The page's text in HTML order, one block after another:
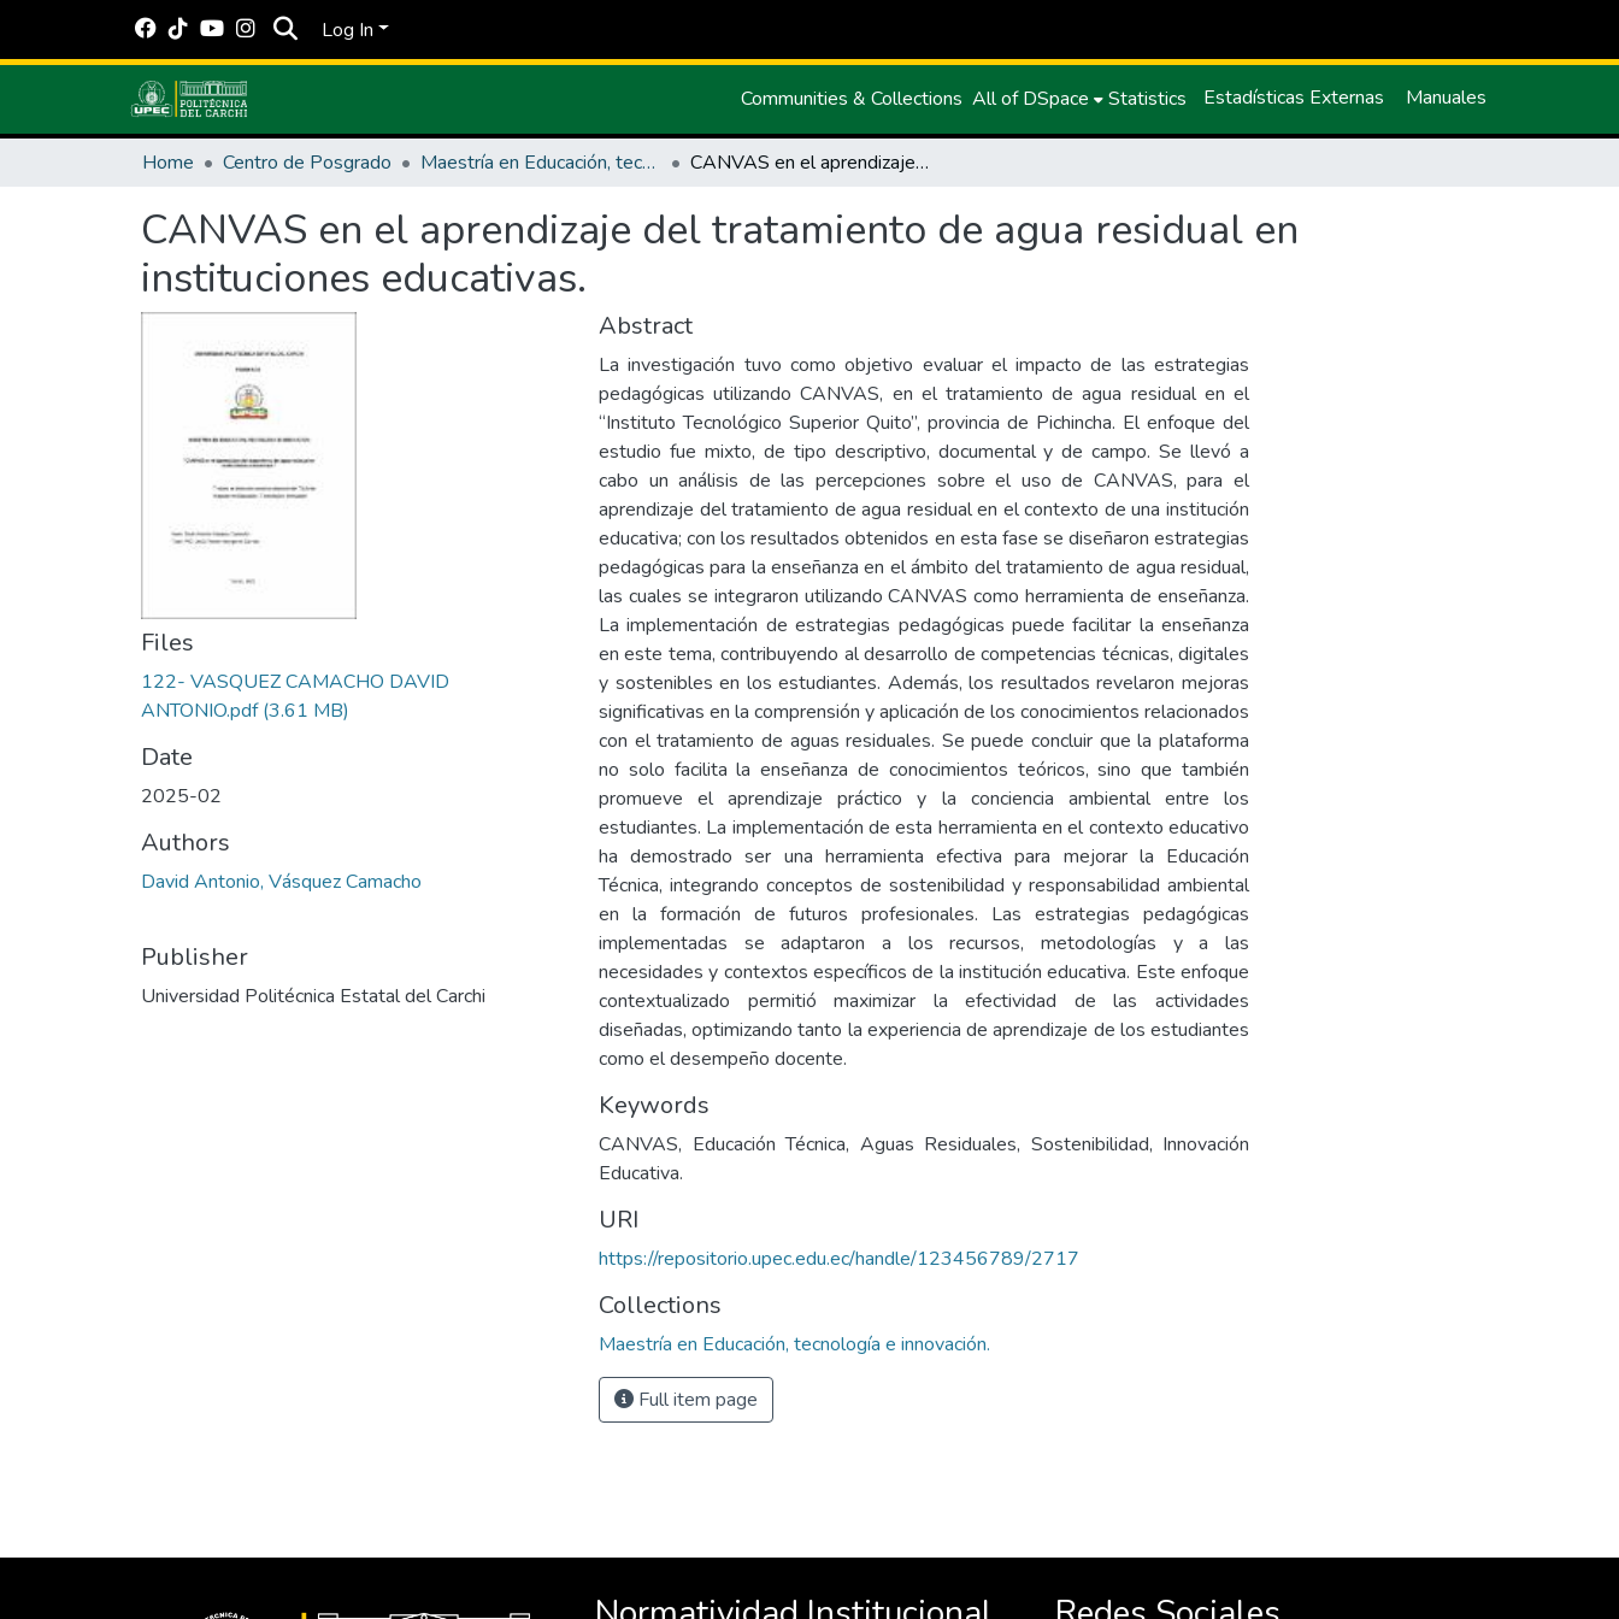
Log In
Communities & Collections All of DSpace Statistics Estadísticas Externas Manuales
Home Centro de Posgrado Maestría en Educación, tecnología e innovación. CANVAS en el aprendizaje del tratamiento de agua residual en instituciones educativas.
CANVAS en el aprendizaje del tratamiento de agua residual en
instituciones educativas.
Files
122- VASQUEZ CAMACHO DAVID
ANTONIO.pdf(3.61 MB)
Date
2025-02
Authors
David Antonio, Vásquez Camacho
Publisher
Universidad Politécnica Estatal del Carchi
Abstract
La investigación tuvo como objetivo evaluar el impacto de las estrategias
pedagógicas utilizando CANVAS, en el tratamiento de agua residual en el
“Instituto Tecnológico Superior Quito”, provincia de Pichincha. El enfoque del
estudio fue mixto, de tipo descriptivo, documental y de campo. Se llevó a
cabo un análisis de las percepciones sobre el uso de CANVAS, para el
aprendizaje del tratamiento de agua residual en el contexto de una institución
educativa; con los resultados obtenidos en esta fase se diseñaron estrategias
pedagógicas para la enseñanza en el ámbito del tratamiento de agua residual,
las cuales se integraron utilizando CANVAS como herramienta de enseñanza.
La implementación de estrategias pedagógicas puede facilitar la enseñanza
en este tema, contribuyendo al desarrollo de competencias técnicas, digitales
y sostenibles en los estudiantes. Además, los resultados revelaron mejoras
significativas en la comprensión y aplicación de los conocimientos relacionados
con el tratamiento de aguas residuales. Se puede concluir que la plataforma
no solo facilita la enseñanza de conocimientos teóricos, sino que también
promueve el aprendizaje práctico y la conciencia ambiental entre los
estudiantes. La implementación de esta herramienta en el contexto educativo
ha demostrado ser una herramienta efectiva para mejorar la Educación
Técnica, integrando conceptos de sostenibilidad y responsabilidad ambiental
en la formación de futuros profesionales. Las estrategias pedagógicas
implementadas se adaptaron a los recursos, metodologías y a las
necesidades y contextos específicos de la institución educativa. Este enfoque
contextualizado permitió maximizar la efectividad de las actividades
diseñadas, optimizando tanto la experiencia de aprendizaje de los estudiantes
como el desempeño docente.
Keywords
CANVAS, Educación Técnica, Aguas Residuales, Sostenibilidad, Innovación
Educativa.
URI
https://repositorio.upec.edu.ec/handle/123456789/2717
Collections
Maestría en Educación, tecnología e innovación.
Full item page